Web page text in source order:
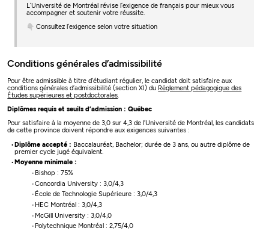
L’Université de Montréal révise l’exigence de français pour mieux vous
accompagner et soutenir votre réussite.
👇 Consultez l’exigence selon votre situation
Conditions générales d’admissibilité
Pour être admissible à titre d’étudiant régulier, le candidat doit satisfaire aux
conditions générales d’admissibilité (section XI) du Règlement pédagogique des
Études supérieures et postdoctorales.
Diplômes requis et seuils d’admission : Québec
Pour satisfaire à la moyenne de 3,0 sur 4,3 de l’Université de Montréal, les candidats
de cette province doivent répondre aux exigences suivantes :
Diplôme accepté : Baccalauréat, Bachelor; durée de 3 ans, ou autre diplôme de
premier cycle jugé équivalent.
Moyenne minimale :
Bishop : 75%
Concordia University : 3,0/4,3
École de Technologie Supérieure : 3,0/4,3
HEC Montréal : 3,0/4,3
McGill University : 3,0/4,0
Polytechnique Montréal : 2,75/4,0